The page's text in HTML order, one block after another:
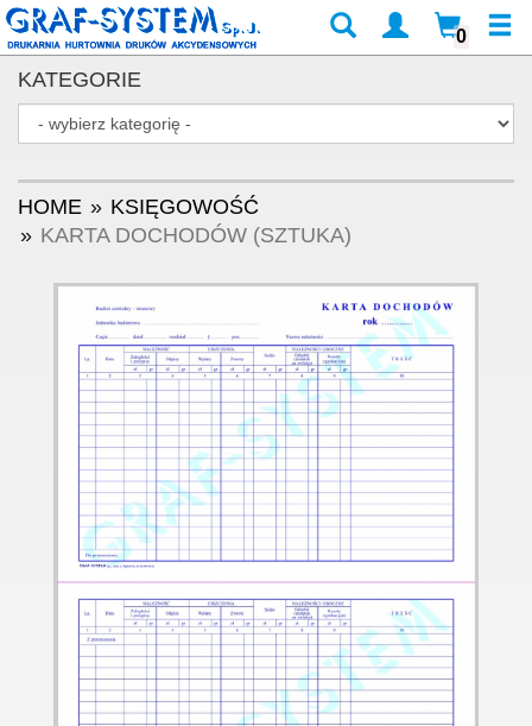
0
KATEGORIE
HOME
KSIĘGOWOŚĆ
KARTA DOCHODÓW (SZTUKA)